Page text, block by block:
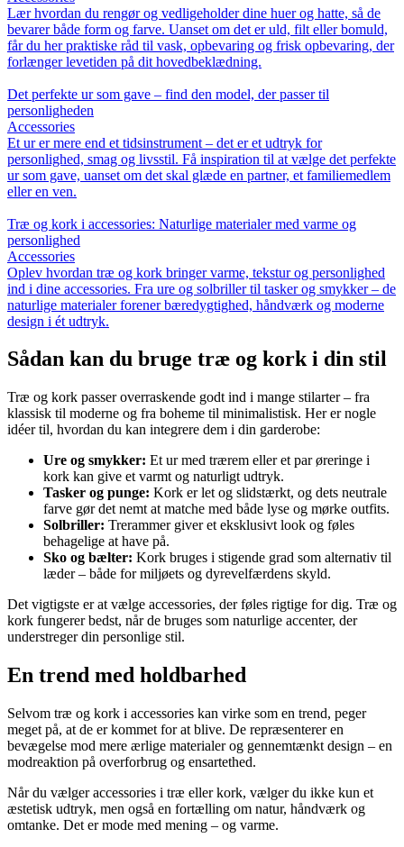
Lær hvordan du rengør og vedligeholder dine huer og hatte, så de
bevarer både form og farve. Uanset om det er uld, filt eller bomuld,
får du her praktiske råd til vask, opbevaring og frisk opbevaring, der
forlænger levetiden på dit hovedbeklædning.
Det perfekte ur som gave – find den model, der passer til
personligheden
Accessories
Et ur er mere end et tidsinstrument – det er et udtryk for
personlighed, smag og livsstil. Få inspiration til at vælge det perfekte
ur som gave, uanset om det skal glæde en partner, et familiemedlem
eller en ven.
Træ og kork i accessories: Naturlige materialer med varme og
personlighed
Accessories
Oplev hvordan træ og kork bringer varme, tekstur og personlighed
ind i dine accessories. Fra ure og solbriller til tasker og smykker – de
naturlige materialer forener bæredygtighed, håndværk og moderne
design i ét udtryk.
Sådan kan du bruge træ og kork i din stil
Træ og kork passer overraskende godt ind i mange stilarter – fra
klassisk til moderne og fra boheme til minimalistisk. Her er nogle
idéer til, hvordan du kan integrere dem i din garderobe:
Ure og smykker: Et ur med trærem eller et par øreringe i
kork kan give et varmt og naturligt udtryk.
Tasker og punge: Kork er let og slidstærkt, og dets neutrale
farve gør det nemt at matche med både lyse og mørke outfits.
Solbriller: Trerammer giver et eksklusivt look og føles
behagelige at have på.
Sko og bælter: Kork bruges i stigende grad som alternativ til
læder – både for miljøets og dyrevelfærdens skyld.
Det vigtigste er at vælge accessories, der føles rigtige for dig. Træ og
kork fungerer bedst, når de bruges som naturlige accenter, der
understreger din personlige stil.
En trend med holdbarhed
Selvom træ og kork i accessories kan virke som en trend, peger
meget på, at de er kommet for at blive. De repræsenterer en
bevægelse mod mere ærlige materialer og gennemtænkt design – en
modreaktion på overforbrug og ensartethed.
Når du vælger accessories i træ eller kork, vælger du ikke kun et
æstetisk udtryk, men også en fortælling om natur, håndværk og
omtanke. Det er mode med mening – og varme.